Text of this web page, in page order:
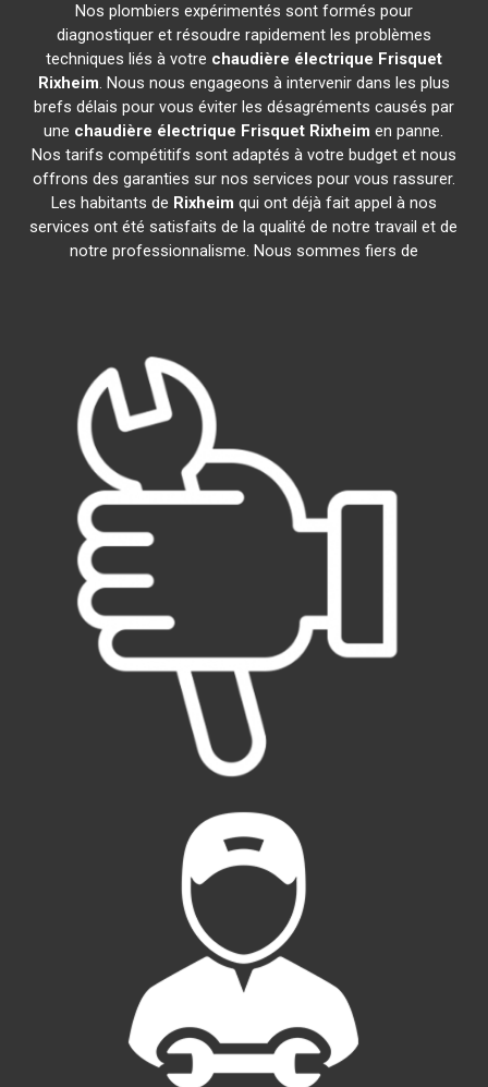
Nos plombiers expérimentés sont formés pour
diagnostiquer et résoudre rapidement les problèmes
techniques liés à votre chaudière électrique Frisquet
Rixheim. Nous nous engageons à intervenir dans les plus
brefs délais pour vous éviter les désagréments causés par
une chaudière électrique Frisquet Rixheim en panne.
Nos tarifs compétitifs sont adaptés à votre budget et nous
offrons des garanties sur nos services pour vous rassurer.
Les habitants de Rixheim qui ont déjà fait appel à nos
services ont été satisfaits de la qualité de notre travail et de
notre professionnalisme. Nous sommes fiers de